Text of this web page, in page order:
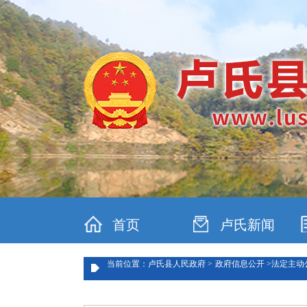
首页 卢氏新闻
当前位置：卢氏县人民政府 > 政府信息公开 >法定主动